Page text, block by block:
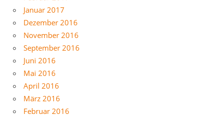
Januar 2017
Dezember 2016
November 2016
September 2016
Juni 2016
Mai 2016
April 2016
März 2016
Februar 2016